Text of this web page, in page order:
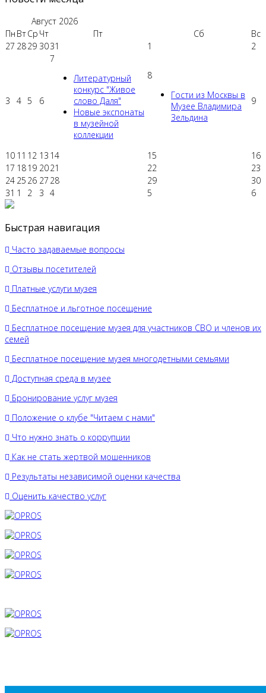
Август 2026
Пн ВтСр Чт Пт Сб
Вс
27 2829 3031 1 2
3 4 5 6
7
Литературный
конкурс "Живое
слово Даля"
Новые экспонаты
в музейной
коллекции
8
Гости из Москвы в
Музее Владимира
Зельдина
9
10 11 12 13 14 15
16
17 1819 2021 22
23
24 25 26 27 28 29
30
31 1 2 3 4 5 6
Быстрая навигация
Часто задаваемые вопросы
Отзывы посетителей
Платные услуги музея
Бесплатное и льготное посещение
Бесплатное посещение музея для участников СВО и членов их
семей
Бесплатное посещение музея многодетными семьями
Доступная среда в музее
Бронирование услуг музея
Положение о клубе "Читаем с нами"
Что нужно знать о коррупции
Как не стать жертвой мошенников
Результаты независимой оценки качества
Оценить качество услуг